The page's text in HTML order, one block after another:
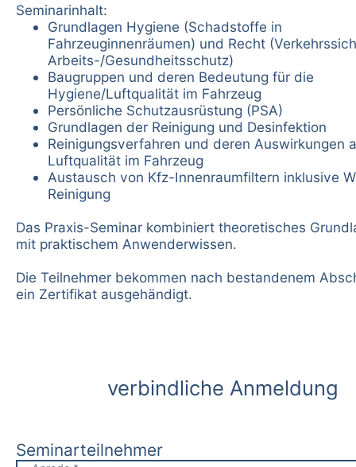
Seminarinhalt:
Grundlagen Hygiene (Schadstoffe in
Fahrzeuginnenräumen) und Recht
Arbeits-/Gesundheitsschutz)
Baugruppen und deren Bedeutung für die
Hygiene/Luftqualität im Fahrzeug
Persönliche Schutzausrüstung (PSA)
Grundlagen der Reinigung und Desinfektion
Reinigungsverfahren und deren Auswirkungen
Luftqualität im Fahrzeug
Austausch von Kfz-Innenraumfiltern inklusive
Reinigung
Das Praxis-Seminar kombiniert theoretisches
mit praktischem Anwenderwissen.
Die Teilnehmer bekommen nach bestandenem
ein Zertifikat ausgehändigt.
verbindliche Anmeldung
Seminarteilnehmer